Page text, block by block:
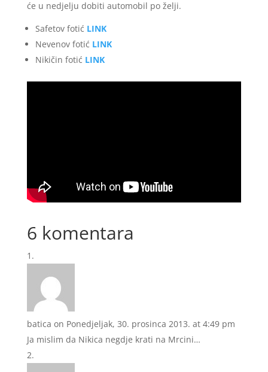
će u nedjelju dobiti automobil po želji.
Safetov fotić LINK
Nevenov fotić LINK
Nikičin fotić LINK
6 komentara
batica on Ponedjeljak, 30. prosinca 2013. at 4:49 pm
Ja mislim da Nikica negdje krati na Mrcini…